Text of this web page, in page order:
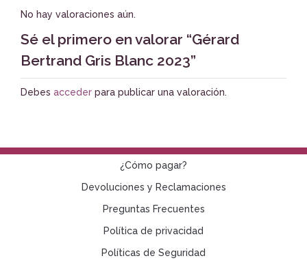
No hay valoraciones aún.
Sé el primero en valorar “Gérard
Bertrand Gris Blanc 2023”
Debes acceder para publicar una valoración.
¿Cómo pagar?
Devoluciones y Reclamaciones
Preguntas Frecuentes
Política de privacidad
Políticas de Seguridad